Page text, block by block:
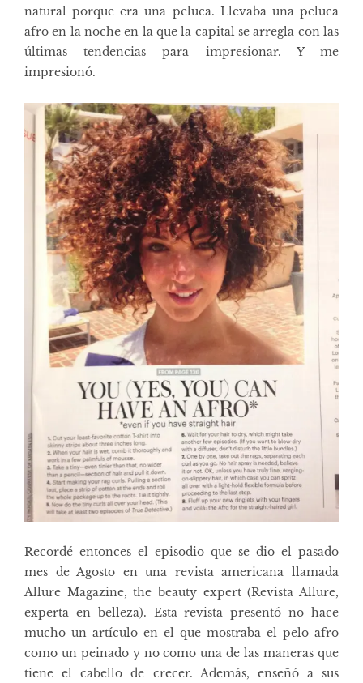
natural porque era una peluca. Llevaba una peluca
afro en la noche en la que la capital se arregla con las
últimas tendencias para impresionar. Y me
impresionó.
Recordé entonces el episodio que se dio el pasado
mes de Agosto en una revista americana llamada
Allure Magazine, the beauty expert (Revista Allure,
experta en belleza). Esta revista presentó no hace
mucho un artículo en el que mostraba el pelo afro
como un peinado y no como una de las maneras que
tiene el cabello de crecer. Además, enseñó a sus